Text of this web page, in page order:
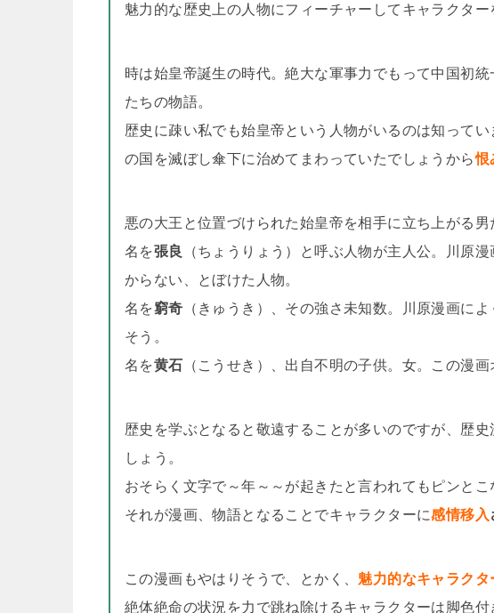
魅力的な歴史上の人物にフィーチャーしてキャラクター
時は始皇帝誕生の時代。絶大な軍事力でもって中国初
たちの物語。
歴史に疎い私でも始皇帝という人物がいるのは知って
の国を滅ぼし傘下に治めてまわっていたでしょうから恨
悪の大王と位置づけられた始皇帝を相手に立ち上がる男
名を張良
（ちょうりょう）と呼ぶ人物が主人公。川原
からない、とぼけた人物。
名を窮奇 （きゅうき）、その強さ未知数。川原漫画に
そう。
名を黄石 （こうせき）、出自不明の子供。女。この漫画
歴史を学ぶとなると敬遠することが多いのですが、歴
しょう。
おそらく文字で～年～～が起きたと言われてもピンとこ
それが漫画、物語となることでキャラクターに感情移入
この漫画もやはりそうで、とかく、 魅力的なキャラクタ
絶体絶命の状況を力で跳ね除けるキャラクターは脚色付